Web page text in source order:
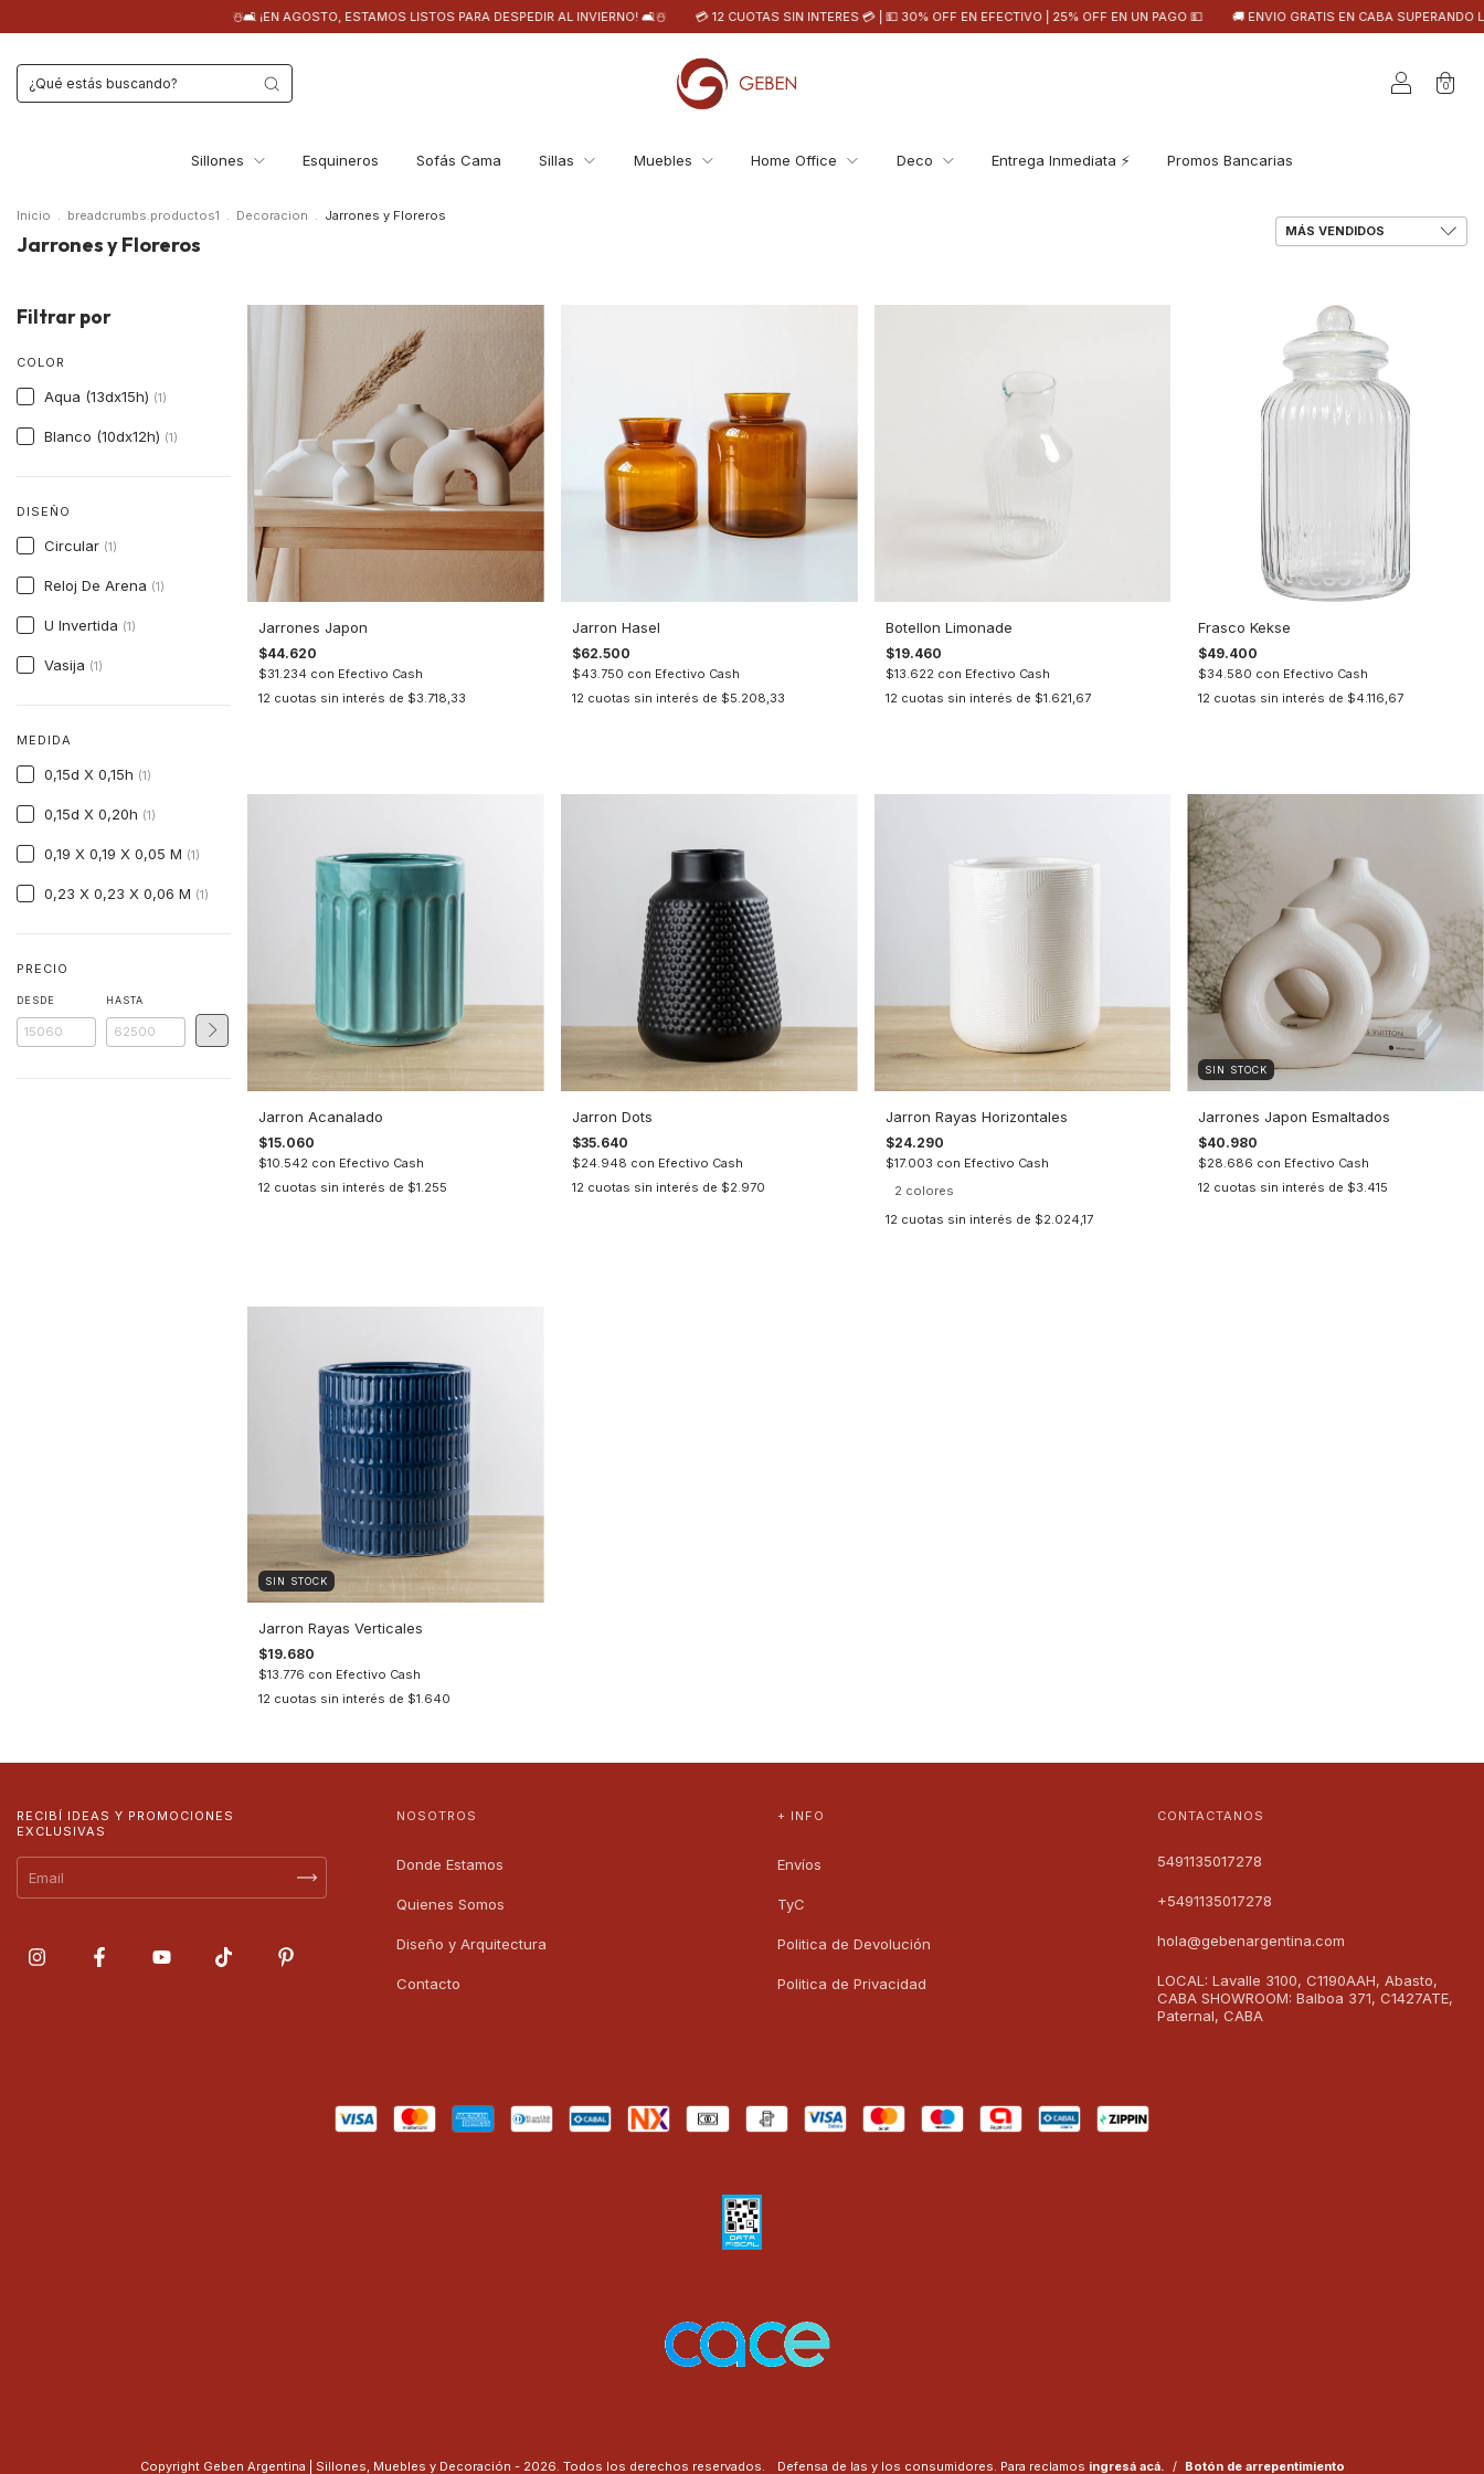
☃️🛋️ ¡EN AGOSTO, ESTAMOS LISTOS PARA DESPEDIR AL INVIERNO! 🛋️☃️ 💳 12 CUOTAS SIN INTERES 💳 | 💵 30% OFF EN EFECTIVO | 25% OFF EN UN PAGO 💵 🚚 ENVIO GRATIS EN CABA SUPERANDO LOS $650.000
0
Sillones Esquineros Sofás Cama Sillas Muebles Home Office Deco Entrega Inmediata ⚡️ Promos Bancarias
Inicio . breadcrumbs.productos1 . Decoracion . Jarrones y Floreros
Jarrones y Floreros
Filtrar por
COLOR
Aqua (13dx15h) (1)
Blanco (10dx12h) (1)
DISEÑO
Circular (1)
Reloj De Arena (1)
U Invertida (1)
Vasija (1)
MEDIDA
0,15d X 0,15h (1)
0,15d X 0,20h (1)
0,19 X 0,19 X 0,05 M (1)
0,23 X 0,23 X 0,06 M (1)
PRECIO
DESDE HASTA
Jarrones Japon
$44.620
$31.234 con Efectivo Cash
12 cuotas sin interés de $3.718,33
Jarron Hasel
$62.500
$43.750 con Efectivo Cash
12 cuotas sin interés de $5.208,33
Botellon Limonade
$19.460
$13.622 con Efectivo Cash
12 cuotas sin interés de $1.621,67
Frasco Kekse
$49.400
$34.580 con Efectivo Cash
12 cuotas sin interés de $4.116,67
Jarron Acanalado
$15.060
$10.542 con Efectivo Cash
12 cuotas sin interés de $1.255
Jarron Dots
$35.640
$24.948 con Efectivo Cash
12 cuotas sin interés de $2.970
Jarron Rayas Horizontales
$24.290
$17.003 con Efectivo Cash
2 colores
12 cuotas sin interés de $2.024,17
SIN STOCK
Jarrones Japon Esmaltados
$40.980
$28.686 con Efectivo Cash
12 cuotas sin interés de $3.415
SIN STOCK
Jarron Rayas Verticales
$19.680
$13.776 con Efectivo Cash
12 cuotas sin interés de $1.640
RECIBÍ IDEAS Y PROMOCIONES
EXCLUSIVAS
NOSOTROS
Donde Estamos
Quienes Somos
Diseño y Arquitectura
Contacto
+ INFO
Envíos
TyC
Politica de Devolución
Politica de Privacidad
CONTACTANOS
5491135017278
+5491135017278
hola@gebenargentina.com
LOCAL: Lavalle 3100, C1190AAH, Abasto,
CABA SHOWROOM: Balboa 371, C1427ATE,
Paternal, CABA
Copyright Geben Argentina | Sillones, Muebles y Decoración - 2026. Todos los derechos reservados. Defensa de las y los consumidores. Para reclamos ingresá acá. / Botón de arrepentimiento